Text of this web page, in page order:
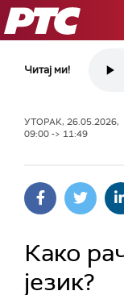
РТС
Читај ми!
УТОРАК, 26.05.2026,
09:00 -> 11:49
Како
језик?